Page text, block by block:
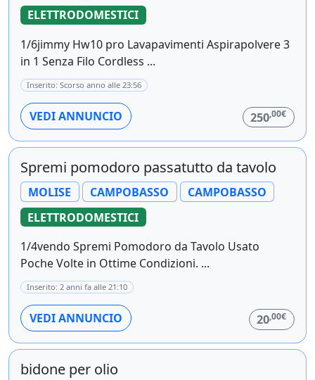
ELETTRODOMESTICI
1/6jimmy Hw10 pro Lavapavimenti Aspirapolvere 3
in 1 Senza Filo Cordless ...
Inserito: Scorso anno alle 23:56
VEDI ANNUNCIO 250,00€
Spremi pomodoro passatutto da tavolo
MOLISE CAMPOBASSO
CAMPOBASSO
ELETTRODOMESTICI
1/4vendo Spremi Pomodoro da Tavolo Usato
Poche Volte in Ottime Condizioni. ...
Inserito: 2 anni fa alle 21:10
VEDI ANNUNCIO 20,00€
bidone per olio